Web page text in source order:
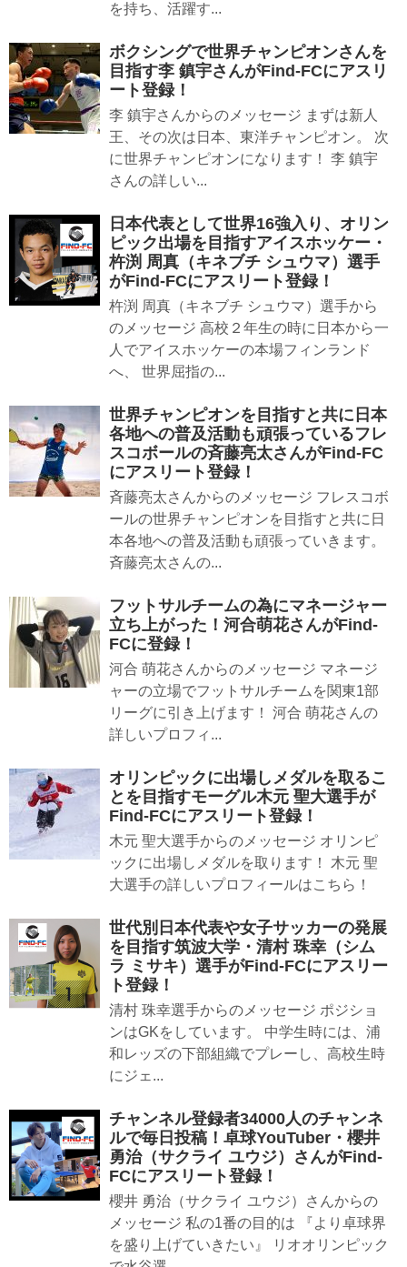
を持ち、活躍す...
ボクシングで世界チャンピオンさんを
目指す李 鎮宇さんがFind-FCにアスリ
ート登録！
李 鎮宇さんからのメッセージ まずは新人
王、その次は日本、東洋チャンピオン。 次
に世界チャンピオンになります！ 李 鎮宇
さんの詳しい...
日本代表として世界16強入り、オリン
ピック出場を目指すアイスホッケー・
杵渕 周真（キネブチ シュウマ）選手
がFind-FCにアスリート登録！
杵渕 周真（キネブチ シュウマ）選手から
のメッセージ 高校２年生の時に日本から一
人でアイスホッケーの本場フィンランド
へ、 世界屈指の...
世界チャンピオンを目指すと共に日本
各地への普及活動も頑張っているフレ
スコボールの斉藤亮太さんがFind-FC
にアスリート登録！
斉藤亮太さんからのメッセージ フレスコボ
ールの世界チャンピオンを目指すと共に日
本各地への普及活動も頑張っていきます。
斉藤亮太さんの...
フットサルチームの為にマネージャー
立ち上がった！河合萌花さんがFind-
FCに登録！
河合 萌花さんからのメッセージ マネージ
ャーの立場でフットサルチームを関東1部
リーグに引き上げます！ 河合 萌花さんの
詳しいプロフィ...
オリンピックに出場しメダルを取るこ
とを目指すモーグル木元 聖大選手が
Find-FCにアスリート登録！
木元 聖大選手からのメッセージ オリンピ
ックに出場しメダルを取ります！ 木元 聖
大選手の詳しいプロフィールはこちら！
世代別日本代表や女子サッカーの発展
を目指す筑波大学・清村 珠幸（シム
ラ ミサキ）選手がFind-FCにアスリー
ト登録！
清村 珠幸選手からのメッセージ ポジショ
ンはGKをしています。 中学生時には、浦
和レッズの下部組織でプレーし、高校生時
にジェ...
チャンネル登録者34000人のチャンネ
ルで毎日投稿！卓球YouTuber・櫻井
勇治（サクライ ユウジ）さんがFind-
FCにアスリート登録！
櫻井 勇治（サクライ ユウジ）さんからの
メッセージ 私の1番の目的は 『より卓球界
を盛り上げていきたい』 リオオリンピック